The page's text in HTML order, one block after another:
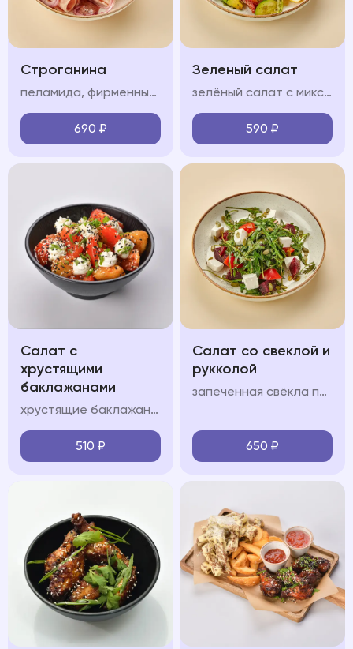
Строганина
пеламида, фирменный соус, красный лук, лимон, тост из черного хлеба
690 ₽
Зеленый салат
зелёный салат с миксом салата, огурцом, болгарским перцем, сельдереем, авокадо, черри и соусом песто
590 ₽
Салат с
хрустящими
баклажанами
хрустящие баклажаны подаются с помидорами, сливочным сыром, пикантной заправкой, зеленым луком и кинзой
510 ₽
Салат со свеклой и
рукколой
запеченная свёкла подается с сыром фета, орехово-медовой заправкой и тыквенными семечками с добавлением руколы
650 ₽